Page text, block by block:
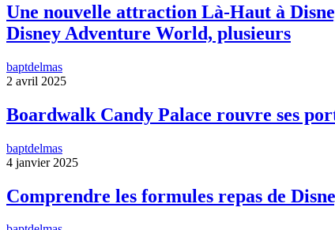
Une nouvelle attraction Là-Haut à
Disney Adventure World, plusieurs
baptdelmas
2 avril 2025
Boardwalk Candy Palace rouvre ses
baptdelmas
4 janvier 2025
Comprendre les formules repas de